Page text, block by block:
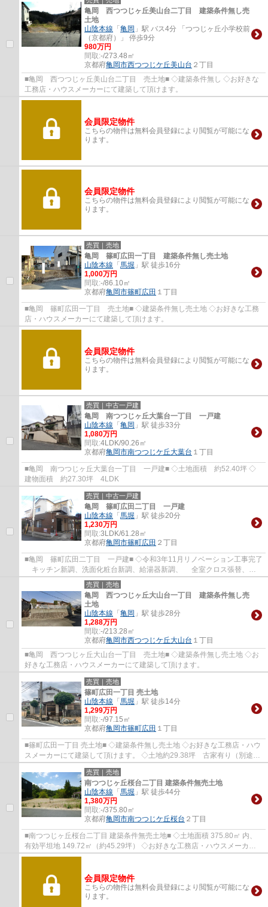
亀岡 西つつじヶ丘美山台二丁目 建築条件無し売
土地
山陰本線 「亀岡 」駅 バス4分 「つつじヶ丘小学校前
（京都府）」 停歩9分
980万円
間取:-/273.48㎡
京都府亀岡市西つつじケ丘美山台 ２丁目
■亀岡 西つつじヶ丘美山台二丁目 売土地■ ◇建築条件無し ◇お好きな
工務店・ハウスメーカーにて建築して頂けます。
会員限定物件
こちらの物件は無料会員登録により閲覧が可能にな
ります。
会員限定物件
こちらの物件は無料会員登録により閲覧が可能にな
ります。
売買｜売地
亀岡 篠町広田一丁目 建築条件無し売土地
山陰本線 「馬堀 」駅 徒歩16分
1,000万円
間取:-/86.10㎡
京都府亀岡市篠町広田 １丁目
■亀岡 篠町広田一丁目 売土地■ ◇建築条件無し売土地 ◇お好きな工務
店・ハウスメーカーにて建築して頂けます。
会員限定物件
こちらの物件は無料会員登録により閲覧が可能にな
ります。
売買｜中古一戸建
亀岡 南つつじヶ丘大葉台一丁目 一戸建
山陰本線 「亀岡 」駅 徒歩33分
1,080万円
間取:4LDK/90.26㎡
京都府亀岡市南つつじケ丘大葉台 １丁目
■亀岡 南つつじヶ丘大葉台一丁目 一戸建■ ◇土地面積 約52.40坪 ◇
建物面積 約27.30坪 4LDK
売買｜中古一戸建
亀岡 篠町広田二丁目 一戸建
山陰本線 「馬堀 」駅 徒歩20分
1,230万円
間取:3LDK/61.28㎡
京都府亀岡市篠町広田 ２丁目
■亀岡 篠町広田二丁目 一戸建■ ◇令和3年11月リノベーション工事完了
キッチン新調、洗面化粧台新調、給湯器新調、 全室クロス張替、畳
表替え、襖張替え、 外壁塗装、エアコン2...
売買｜売地
亀岡 西つつじヶ丘大山台一丁目 建築条件無し売
土地
山陰本線 「亀岡 」駅 徒歩28分
1,288万円
間取:-/213.28㎡
京都府亀岡市西つつじケ丘大山台 １丁目
■亀岡 西つつじヶ丘大山台一丁目 売土地■ ◇建築条件無し売土地 ◇お
好きな工務店・ハウスメーカーにて建築して頂けます。
売買｜売地
篠町広田一丁目 売土地
山陰本線 「馬堀 」駅 徒歩14分
1,299万円
間取:-/97.15㎡
京都府亀岡市篠町広田 １丁目
■篠町広田一丁目 売土地■ ◇建築条件無し売土地 ◇お好きな工務店・ハウ
スメーカーにて建築して頂けます。 ◇土地約29.38坪 古家有り（別途、
解体費用が必要です。）
売買｜売地
南つつじヶ丘桜台二丁目 建築条件無売土地
山陰本線 「馬堀 」駅 徒歩44分
1,380万円
間取:-/375.80㎡
京都府亀岡市南つつじケ丘桜台 ２丁目
■南つつじヶ丘桜台二丁目 建築条件無売土地■ ◇土地面積 375.80㎡ 内、
有効平坦地 149.72㎡（約45.29坪） ◇お好きな工務店・ハウスメーカー
にて建築して頂けます。 ◇物件より京阪バス ...
会員限定物件
こちらの物件は無料会員登録により閲覧が可能にな
ります。